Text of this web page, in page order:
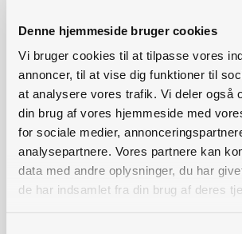
Denne hjemmeside bruger cookies
Vi bruger cookies til at tilpasse vores
annoncer, til at vise dig funktioner til
at analysere vores trafik. Vi deler også
din brug af vores hjemmeside med
for sociale medier,
analysepartnere. Vores partnere kan
data med andre oplysninger, du har
de har indsamlet fra din brug af deres
udstillinger, foredrag og
dette arrangement gør vi et forsøg på
ny form for udstilling i Danmark,
Anders Green Hansen, DLG, som
år har arbejdet på ideen med denne
- Vi har sat fokus på innovation, og
prøvet at vise noget om det, som vi
planteavlen kan møde i fremtiden.
forædlingen af sorter, og det gælder